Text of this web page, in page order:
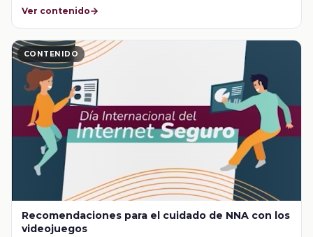
Ver contenido
CONTENIDO
Recomendaciones para el cuidado de NNA con los
videojuegos